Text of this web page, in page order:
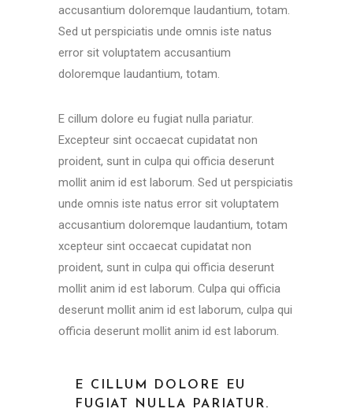
accusantium doloremque laudantium, totam.
Sed ut perspiciatis unde omnis iste natus
error sit voluptatem accusantium
doloremque laudantium, totam.
E cillum dolore eu fugiat nulla pariatur.
Excepteur sint occaecat cupidatat non
proident, sunt in culpa qui officia deserunt
mollit anim id est laborum. Sed ut perspiciatis
unde omnis iste natus error sit voluptatem
accusantium doloremque laudantium, totam
xcepteur sint occaecat cupidatat non
proident, sunt in culpa qui officia deserunt
mollit anim id est laborum. Culpa qui officia
deserunt mollit anim id est laborum, culpa qui
officia deserunt mollit anim id est laborum.
E CILLUM DOLORE EU
FUGIAT NULLA PARIATUR.